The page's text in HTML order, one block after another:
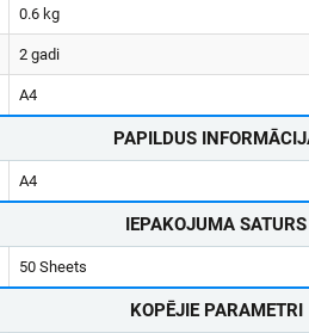
0.6 kg
2 gadi
A4
PAPILDUS
A4
IEPAKOJUMA SATURS
50 Sheets
KOPĒJIE PARAMETRI